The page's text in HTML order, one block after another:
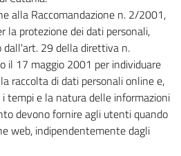
alla Raccomandazione n. 2/2001,
la protezione dei dati personali,
29 della direttiva n.
17 maggio 2001 per individuare
raccolta di dati personali online e,
tempi e la natura delle informazioni
devono fornire agli utenti quando
web, indipendentemente dagli